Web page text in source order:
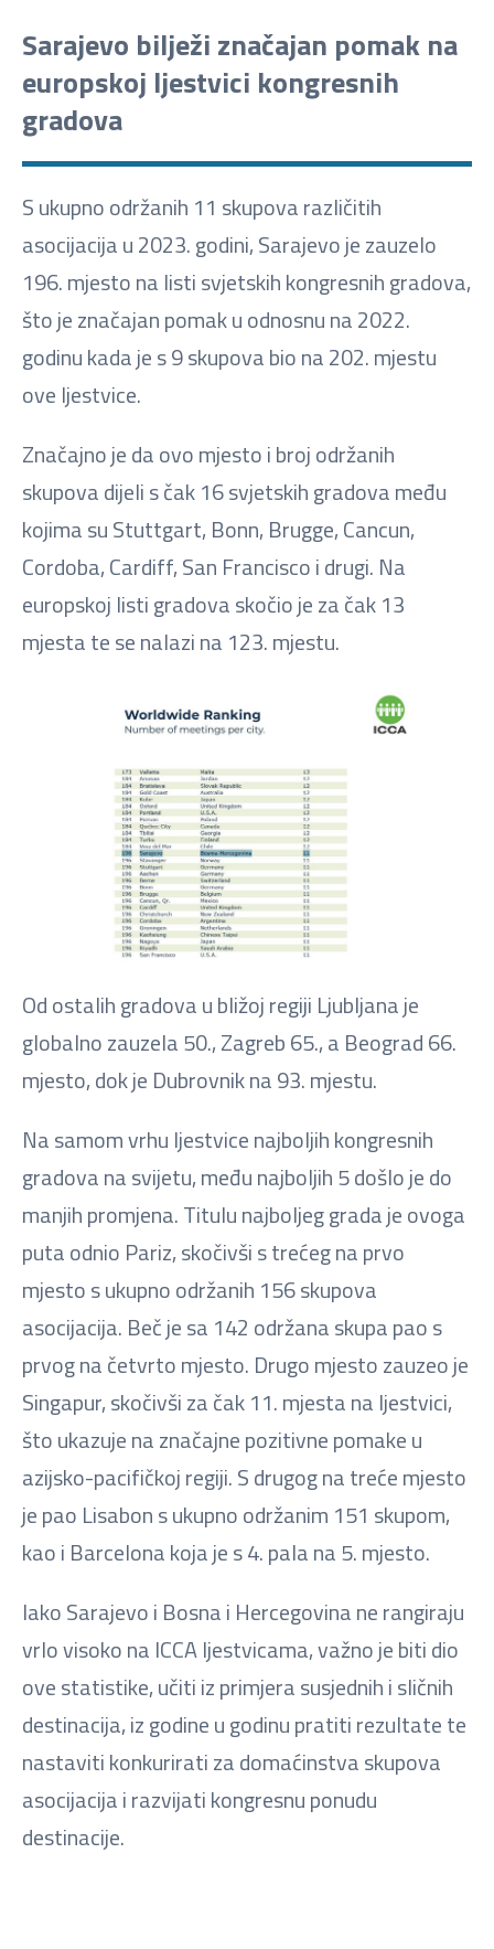
Sarajevo bilježi značajan pomak na
europskoj ljestvici kongresnih
gradova
S ukupno održanih 11 skupova različitih
asocijacija u 2023. godini, Sarajevo je zauzelo
196. mjesto na listi svjetskih kongresnih gradova,
što je značajan pomak u odnosnu na 2022.
godinu kada je s 9 skupova bio na 202. mjestu
ove ljestvice.
Značajno je da ovo mjesto i broj održanih
skupova dijeli s čak 16 svjetskih gradova među
kojima su Stuttgart, Bonn, Brugge, Cancun,
Cordoba, Cardiff, San Francisco i drugi. Na
europskoj listi gradova skočio je za čak 13
mjesta te se nalazi na 123. mjestu.
Od ostalih gradova u bližoj regiji Ljubljana je
globalno zauzela 50., Zagreb 65., a Beograd 66.
mjesto, dok je Dubrovnik na 93. mjestu.
Na samom vrhu ljestvice najboljih kongresnih
gradova na svijetu, među najboljih 5 došlo je do
manjih promjena. Titulu najboljeg grada je ovoga
puta odnio Pariz, skočivši s trećeg na prvo
mjesto s ukupno održanih 156 skupova
asocijacija. Beč je sa 142 održana skupa pao s
prvog na četvrto mjesto. Drugo mjesto zauzeo je
Singapur, skočivši za čak 11. mjesta na ljestvici,
što ukazuje na značajne pozitivne pomake u
azijsko-pacifičkoj regiji. S drugog na treće mjesto
je pao Lisabon s ukupno održanim 151 skupom,
kao i Barcelona koja je s 4. pala na 5. mjesto.
Iako Sarajevo i Bosna i Hercegovina ne rangiraju
vrlo visoko na ICCA ljestvicama, važno je biti dio
ove statistike, učiti iz primjera susjednih i sličnih
destinacija, iz godine u godinu pratiti rezultate te
nastaviti konkurirati za domaćinstva skupova
asocijacija i razvijati kongresnu ponudu
destinacije.